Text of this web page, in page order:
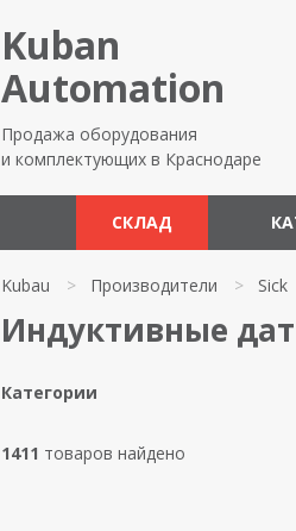
Kuban
Automation
Продажа оборудования
и комплектующих в Краснодаре
СКЛАД
Kubau > Производители > Sick
Индуктивные
Категории
1411 товаров найдено